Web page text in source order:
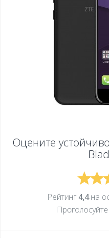
Оцените
Рейтинг 4,4на